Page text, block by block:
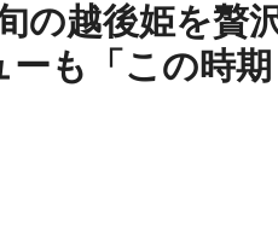
の越後姫を贅
も「この時期